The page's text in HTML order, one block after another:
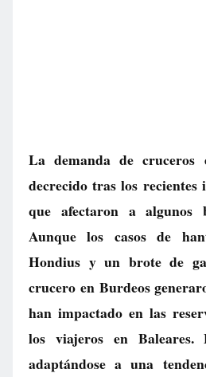
La demanda de cruceros
decrecido tras los recientes
que afectaron a algunos
Aunque los casos de
Hondius y un brote de
crucero en Burdeos
han impactado en las
los viajeros en Baleares.
adaptándose a una